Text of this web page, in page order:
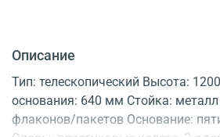
Описание
Тип: телескопический Высота:
основания: 640 мм Стойка:
флаконов/пакетов Основание: